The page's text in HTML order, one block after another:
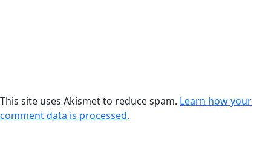
This site uses Akismet to reduce spam. Learn how your
comment data is processed.